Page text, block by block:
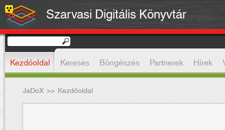
Szarvasi Digitális Könyvtár
Kezdőoldal Keresés Böngészés Partnerek Hírek
JaDoX >> Kezdőoldal